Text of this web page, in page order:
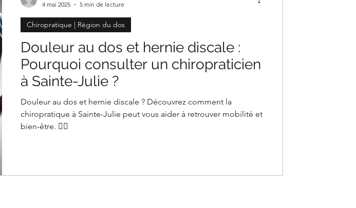
Douleur au dos et hernie discale :
Pourquoi consulter un chiropraticien
à Sainte-Julie ?
Douleur au dos et hernie discale ? Découvrez comment la
chiropratique à Sainte-Julie peut vous aider à retrouver mobilité et
bien-être. 💆‍♂
Chiropratique | Région du dos
4 mai 2025
5 min de lecture